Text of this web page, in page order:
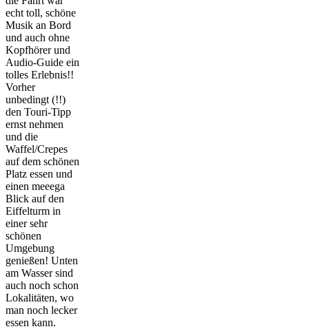
echt toll, schöne
Musik an Bord
und auch ohne
Kopfhörer und
Audio-Guide ein
tolles Erlebnis!!
Vorher
unbedingt (!!)
den Touri-Tipp
ernst nehmen
und die
Waffel/Crepes
auf dem schönen
Platz essen und
einen meeega
Blick auf den
Eiffelturm in
einer sehr
schönen
Umgebung
genießen! Unten
am Wasser sind
auch noch schon
Lokalitäten, wo
man noch lecker
essen kann.